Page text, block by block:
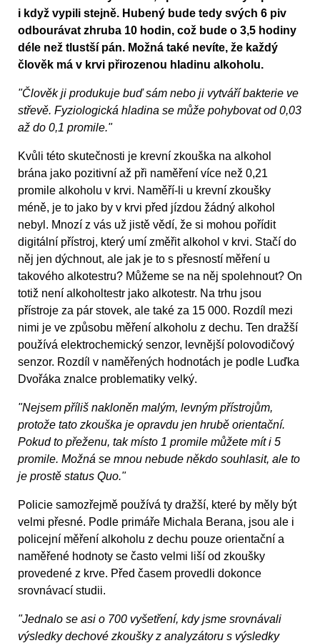
i když vypili stejně. Hubený bude tedy svých 6 piv
odbourávat zhruba 10 hodin, což bude o 3,5 hodiny
déle než tlustší pán. Možná také nevíte, že každý
člověk má v krvi přirozenou hladinu alkoholu.
"Člověk ji produkuje buď sám nebo ji vytváří bakterie ve
střevě. Fyziologická hladina se může pohybovat od 0,03
až do 0,1 promile."
Kvůli této skutečnosti je krevní zkouška na alkohol
brána jako pozitivní až při naměření více než 0,21
promile alkoholu v krvi. Naměří-li u krevní zkoušky
méně, je to jako by v krvi před jízdou žádný alkohol
nebyl. Mnozí z vás už jistě vědí, že si mohou pořídit
digitální přístroj, který umí změřit alkohol v krvi. Stačí do
něj jen dýchnout, ale jak je to s přesností měření u
takového alkotestru? Můžeme se na něj spolehnout? On
totiž není alkoholtestr jako alkotestr. Na trhu jsou
přístroje za pár stovek, ale také za 15 000. Rozdíl mezi
nimi je ve způsobu měření alkoholu z dechu. Ten dražší
používá elektrochemický senzor, levnější polovodičový
senzor. Rozdíl v naměřených hodnotách je podle Luďka
Dvořáka znalce problematiky velký.
"Nejsem příliš nakloněn malým, levným přístrojům,
protože tato zkouška je opravdu jen hrubě orientační.
Pokud to přeženu, tak místo 1 promile můžete mít i 5
promile. Možná se mnou nebude někdo souhlasit, ale to
je prostě status Quo."
Policie samozřejmě používá ty dražší, které by měly být
velmi přesné. Podle primáře Michala Berana, jsou ale i
policejní měření alkoholu z dechu pouze orientační a
naměřené hodnoty se často velmi liší od zkoušky
provedené z krve. Před časem provedli dokonce
srovnávací studii.
"Jednalo se asi o 700 vyšetření, kdy jsme srovnávali
výsledky dechové zkoušky z analyzátoru s výsledky